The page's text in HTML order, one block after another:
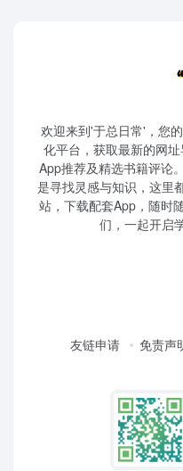
欢迎来到'于总日常'，您
化平台，获取最新的网
App推荐及精选书籍评论
是寻找灵感与知识，这里
站，下载配套App，随时
们，一起开启
友链申请 免责声